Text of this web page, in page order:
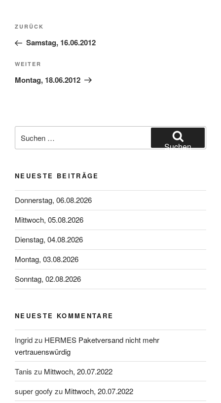
Beitragsnavigation
Vorheriger
Beitrag
ZURÜCK
Samstag, 16.06.2012
Nächster
Beitrag
WEITER
Montag, 18.06.2012
nach:
Suchen
NEUESTE BEITRÄGE
Donnerstag, 06.08.2026
Mittwoch, 05.08.2026
Dienstag, 04.08.2026
Montag, 03.08.2026
Sonntag, 02.08.2026
NEUESTE KOMMENTARE
Ingridzu HERMES Paketversand nicht mehr
vertrauenswürdig
Tanis zu Mittwoch, 20.07.2022
super goofy zu Mittwoch, 20.07.2022